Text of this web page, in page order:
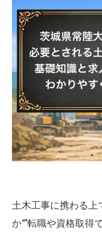
土木工事に携わる上
か”“転職や資格取得